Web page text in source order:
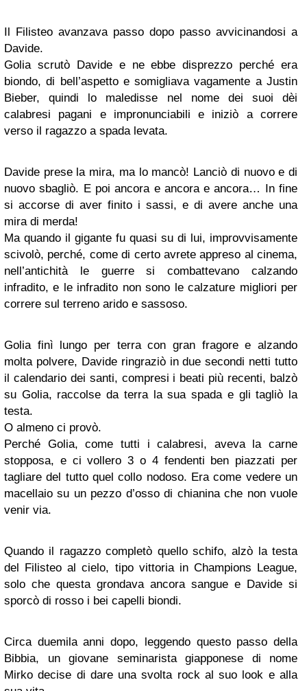
Il Filisteo avanzava passo dopo passo avvicinandosi a
Davide.
Golia scrutò Davide e ne ebbe disprezzo perché era
biondo, di bell’aspetto e somigliava vagamente a Justin
Bieber, quindi lo maledisse nel nome dei suoi dèi
calabresi pagani e impronunciabili e iniziò a correre
verso il ragazzo a spada levata.
Davide prese la mira, ma lo mancò! Lanciò di nuovo e di
nuovo sbagliò. E poi ancora e ancora e ancora… In fine
si accorse di aver finito i sassi, e di avere anche una
mira di merda!
Ma quando il gigante fu quasi su di lui, improvvisamente
scivolò, perché, come di certo avrete appreso al cinema,
nell’antichità le guerre si combattevano calzando
infradito, e le infradito non sono le calzature migliori per
correre sul terreno arido e sassoso.
Golia finì lungo per terra con gran fragore e alzando
molta polvere, Davide ringraziò in due secondi netti tutto
il calendario dei santi, compresi i beati più recenti, balzò
su Golia, raccolse da terra la sua spada e gli tagliò la
testa.
O almeno ci provò.
Perché Golia, come tutti i calabresi, aveva la carne
stopposa, e ci vollero 3 o 4 fendenti ben piazzati per
tagliare del tutto quel collo nodoso. Era come vedere un
macellaio su un pezzo d’osso di chianina che non vuole
venir via.
Quando il ragazzo completò quello schifo, alzò la testa
del Filisteo al cielo, tipo vittoria in Champions League,
solo che questa grondava ancora sangue e Davide si
sporcò di rosso i bei capelli biondi.
Circa duemila anni dopo, leggendo questo passo della
Bibbia, un giovane seminarista giapponese di nome
Mirko decise di dare una svolta rock al suo look e alla